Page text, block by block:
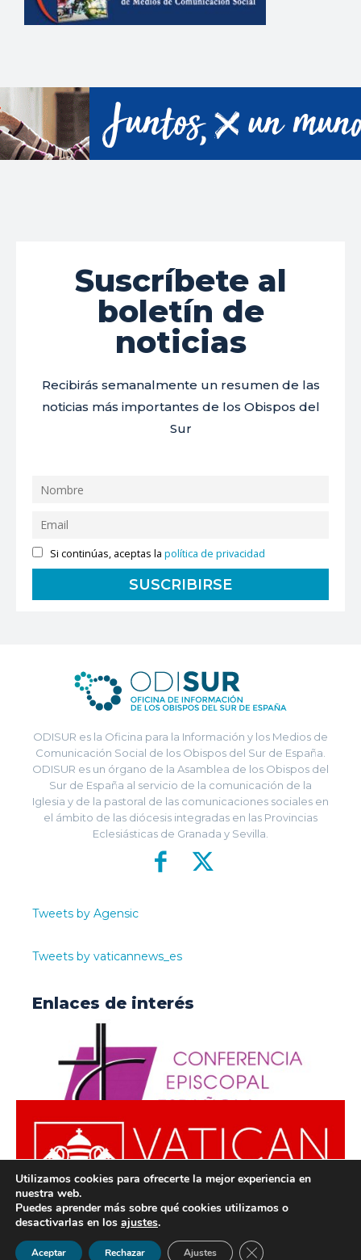
Suscríbete al
boletín de
noticias
Recibirás semanalmente un resumen de las
noticias más importantes de los Obispos del
Sur
Si continúas, aceptas lapolítica de privacidad
ODISUR es la Oficina para la Información y los Medios de
Comunicación Social de los Obispos del Sur de España.
ODISUR es un órgano de la Asamblea de los Obispos del
Sur de España al servicio de la comunicación de la
Iglesia y de la pastoral de las comunicaciones sociales en
el ámbito de las diócesis integradas en las Provincias
Eclesiásticas de Granada y Sevilla.
Tweets by Agensic
Tweets by vaticannews_es
Enlaces de interés
© ODISUR | Todos los derechos reservados |Política de
Privacidad
Aviso Legal
Utilizamos cookies para ofrecerte la mejor experiencia en
nuestra web.
Puedes aprender más sobre qué cookies utilizamos o
desactivarlas en los ajustes.
Aceptar Rechazar Ajustes Cerrar el banner de